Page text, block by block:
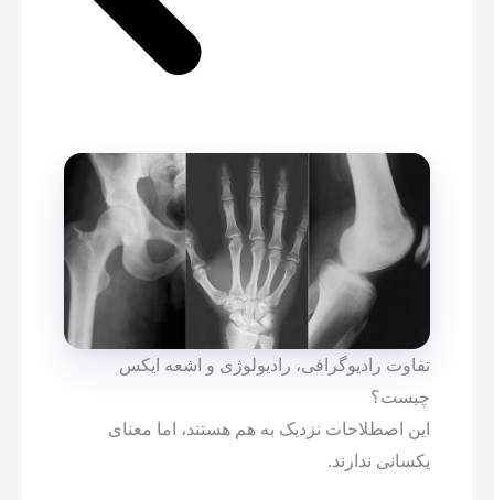
تفاوت رادیوگرافی، رادیولوژی و اشعه ایکس
چیست؟
این اصطلاحات نزدیک به هم هستند، اما معنای
یکسانی ندارند.